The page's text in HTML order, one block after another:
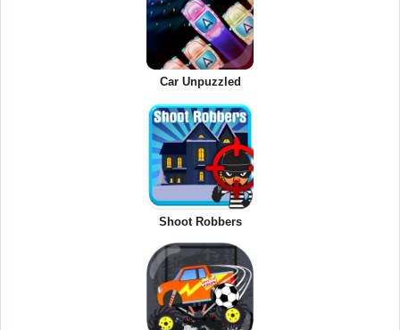
Car Unpuzzled
Shoot Robbers